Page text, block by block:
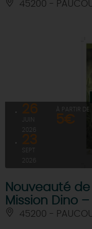
45200 -
26
2026
23
SEPT
2026
À PARTIR DE
5€
Nouveauté
Mission Dino
45200 -